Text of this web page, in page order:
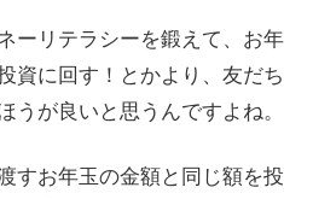
ーリテラシーを鍛えて、お年
資に回す！とかより、友だち
うが良いと思うんですよね。
すお年玉の金額と同じ額を投